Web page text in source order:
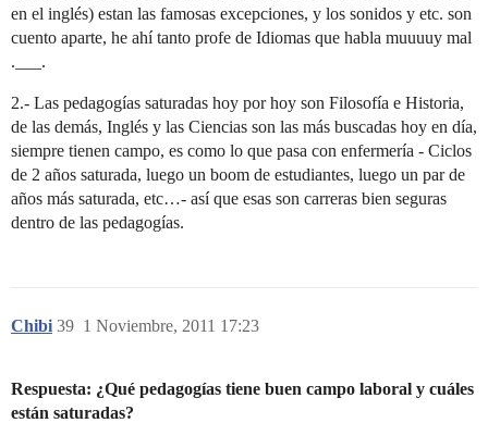
en el inglés) estan las famosas excepciones, y los sonidos y etc. son
cuento aparte, he ahí tanto profe de Idiomas que habla muuuuy mal
.___.
2.- Las pedagogías saturadas hoy por hoy son Filosofía e Historia,
de las demás, Inglés y las Ciencias son las más buscadas hoy en día,
siempre tienen campo, es como lo que pasa con enfermería - Ciclos
de 2 años saturada, luego un boom de estudiantes, luego un par de
años más saturada, etc…- así que esas son carreras bien seguras
dentro de las pedagogías.
Chibi 1 Noviembre, 2011 17:23
39
Respuesta: ¿Qué pedagogías tiene buen campo laboral y cuáles
están saturadas?